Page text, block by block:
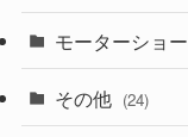
(9) (26)
モーターショー
その他 (24)